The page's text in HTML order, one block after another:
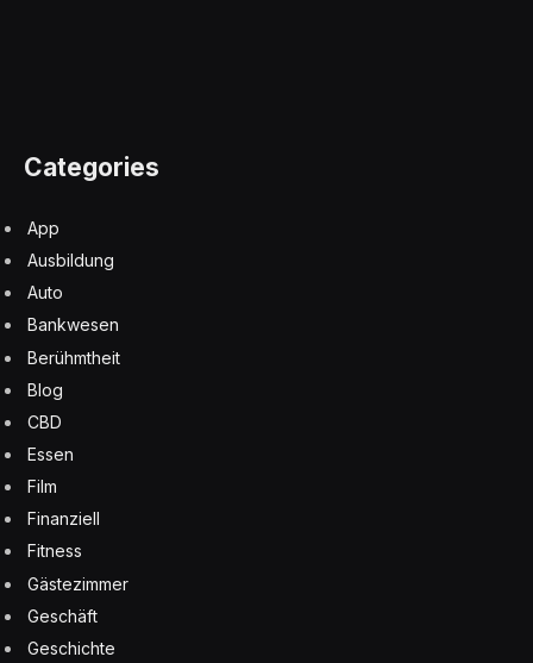
Categories
App
Ausbildung
Auto
Bankwesen
Berühmtheit
Blog
CBD
Essen
Film
Finanziell
Fitness
Gästezimmer
Geschäft
Geschichte